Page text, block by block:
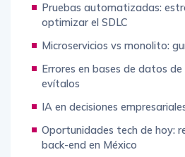
Pruebas automatizadas:
optimizar el SDLC
Microservicios vs monolito:
Errores en bases de datos de
evítalos
IA en decisiones
Oportunidades tech de hoy:
back-end en México